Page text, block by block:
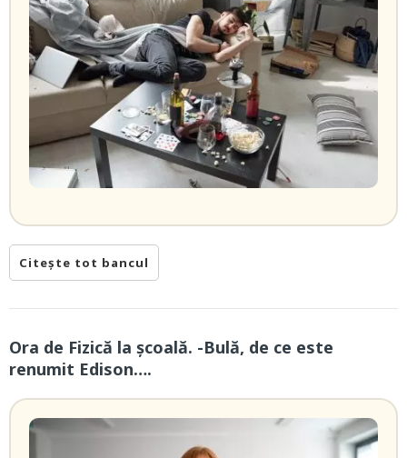
Citește tot bancul
Ora de Fizică la școală. -Bulă, de ce este
renumit Edison….